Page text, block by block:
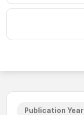
Publication Year